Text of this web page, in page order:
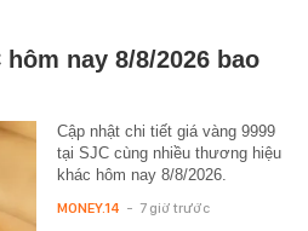
nay 8/8/2026 bao
Cập nhật chi tiết giá vàng 9999
tại SJC cùng nhiều thương hiệu
khác hôm nay 8/8/2026.
MONEY.14 - 7 giờ trước